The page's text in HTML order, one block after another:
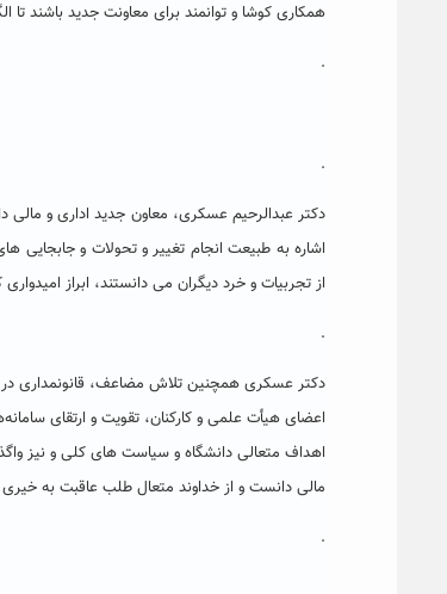
همکاری کوشا و توانمند برای معاونت جدید باشند
.
.
دکتر عبدالرحیم عسکری، معاون جدید اداری و مالی
اشاره به طبیعت انجام تغییر و تحولات و جابجایی
از تجربیات و خرد دیگران می دانستند، ابراز
.
اعضای هیأت علمی و کارکنان، تقویت و ارتقای
اهداف متعالی دانشگاه و سیاست های کلی و نیز
مالی دانست و از خداوند متعال طلب عاقبت به خیری
.